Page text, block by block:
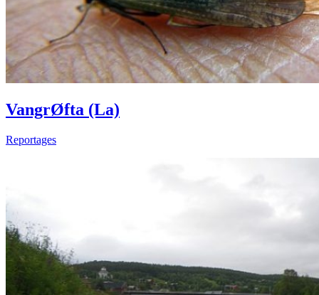
VangrØfta (La)
Reportages